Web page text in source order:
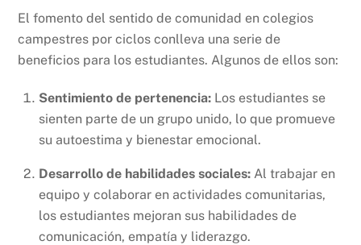
El fomento del sentido de comunidad en colegios
campestres por ciclos conlleva una serie de
beneficios para los estudiantes. Algunos de ellos son:
Sentimiento de pertenencia: Los estudiantes se
sienten parte de un grupo unido, lo que promueve
su autoestima y bienestar emocional.
Desarrollo de habilidades sociales: Al trabajar en
equipo y colaborar en actividades comunitarias,
los estudiantes mejoran sus habilidades de
comunicación, empatía y liderazgo.